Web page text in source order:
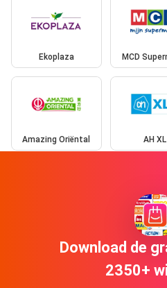
Ekoplaza MCD
Amazing Oriëntal AH XL
Download de
2350+